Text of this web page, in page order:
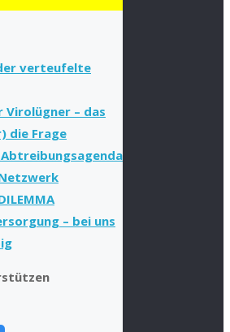
verteufelte
– das
die Frage
– bei uns